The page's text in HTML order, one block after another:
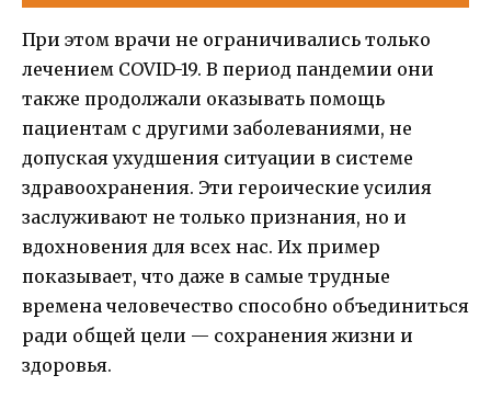
При этом врачи не ограничивались только
лечением COVID-19. В период пандемии они
также продолжали оказывать помощь
пациентам с другими заболеваниями, не
допуская ухудшения ситуации в системе
здравоохранения. Эти героические усилия
заслуживают не только признания, но и
вдохновения для всех нас. Их пример
показывает, что даже в самые трудные
времена человечество способно объединиться
ради общей цели — сохранения жизни и
здоровья.